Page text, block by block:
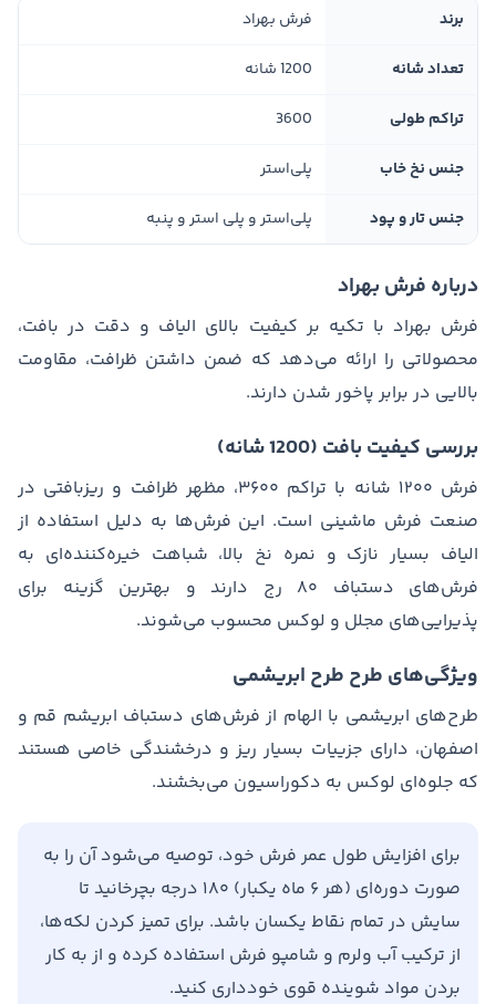
برند فرش بهراد
تعداد شانه 1200 شانه
تراکم طولی 3600
جنس نخ خاب پلی‌استر
جنس تار و پود پلی‌استر و پلی استر و پنبه
درباره فرش بهراد
فرش بهراد با تکیه بر کیفیت بالای الیاف و دقت در بافت،
محصولاتی را ارائه می‌دهد که ضمن داشتن ظرافت، مقاومت
بالایی در برابر پاخور شدن دارند.
بررسی کیفیت بافت (1200 شانه)
فرش ۱۲۰۰ شانه با تراکم ۳۶۰۰، مظهر ظرافت و ریزبافتی در
صنعت فرش ماشینی است. این فرش‌ها به دلیل استفاده از
الیاف بسیار نازک و نمره نخ بالا، شباهت خیره‌کننده‌ای به
فرش‌های دستباف ۸۰ رج دارند و بهترین گزینه برای
پذیرایی‌های مجلل و لوکس محسوب می‌شوند.
ویژگی‌های طرح طرح ابریشمی
طرح‌های ابریشمی با الهام از فرش‌های دستباف ابریشم قم و
اصفهان، دارای جزییات بسیار ریز و درخشندگی خاصی هستند
که جلوه‌ای لوکس به دکوراسیون می‌بخشند.
برای افزایش طول عمر فرش خود، توصیه می‌شود آن را به
صورت دوره‌ای (هر ۶ ماه یکبار) ۱۸۰ درجه بچرخانید تا
سایش در تمام نقاط یکسان باشد. برای تمیز کردن لکه‌ها،
از ترکیب آب ولرم و شامپو فرش استفاده کرده و از به کار
بردن مواد شوینده قوی خودداری کنید.